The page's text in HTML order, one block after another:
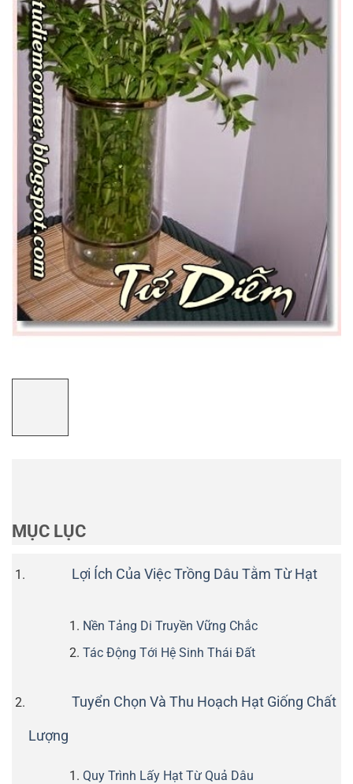
MỤC LỤC
Lợi Ích Của Việc Trồng Dâu Tằm Từ Hạt
Nền Tảng Di Truyền Vững Chắc
Tác Động Tới Hệ Sinh Thái Đất
Tuyển Chọn Và Thu Hoạch Hạt Giống Chất
Lượng
Quy Trình Lấy Hạt Từ Quả Dâu